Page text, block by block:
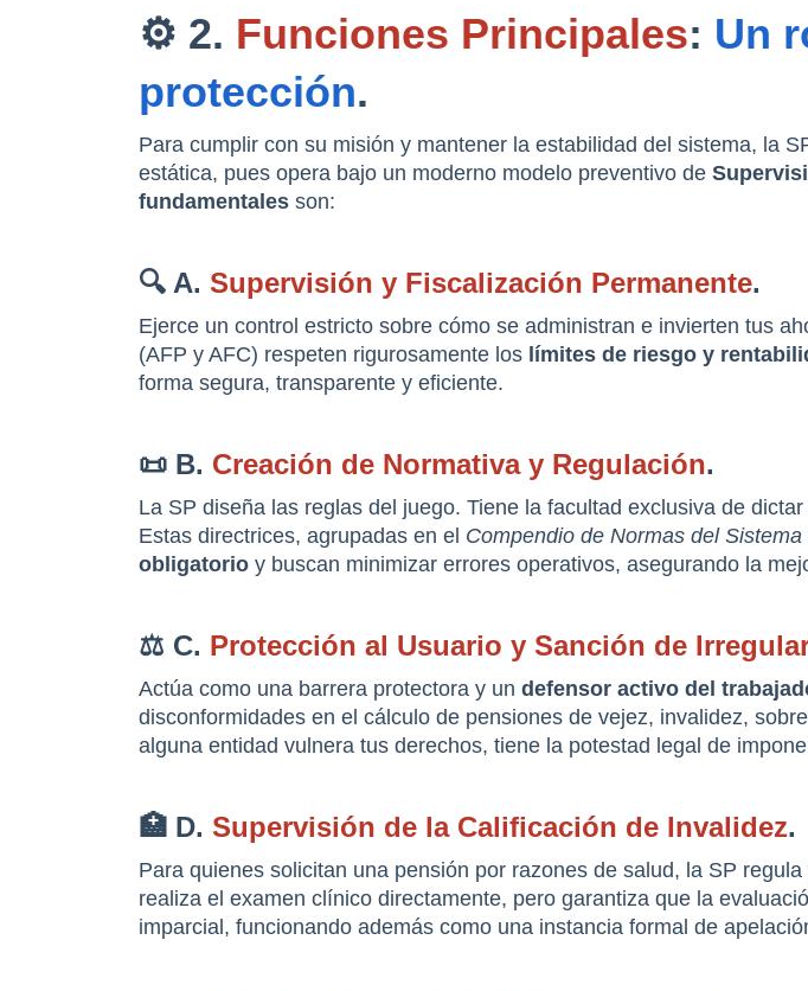
⚙️ 2. Funciones Principales: Un
protección.
Para cumplir con su misión y mantener la estabilidad del sistema, la
estática, pues opera bajo un moderno modelo preventivo de
fundamentales son:
🔍 A. Supervisión y Fiscalización Permanente.
Ejerce un control estricto sobre cómo se administran e invierten tus
(AFP y AFC) respeten rigurosamente los límites de riesgo y
forma segura, transparente y eficiente.
📜 B. Creación de Normativa y Regulación.
La SP diseña las reglas del juego. Tiene la facultad exclusiva de dictar
Estas directrices, agrupadas en el Compendio de Normas del
obligatorio y buscan minimizar errores operativos, asegurando la
⚖️ C. Protección al Usuario y Sanción de
Actúa como una barrera protectora y un defensor activo del
disconformidades en el cálculo de pensiones de vejez, invalidez,
alguna entidad vulnera tus derechos, tiene la potestad legal de
🏥 D. Supervisión de la Calificación de Invalidez.
Para quienes solicitan una pensión por razones de salud, la SP
realiza el examen clínico directamente, pero garantiza que la
imparcial, funcionando además como una instancia formal de